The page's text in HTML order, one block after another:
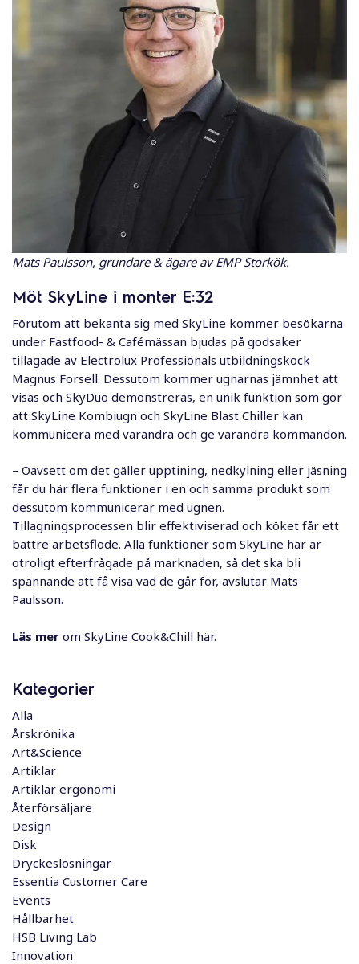
Mats Paulsson, grundare & ägare av EMP Storkök.
Möt SkyLine i monter E:32
Förutom att bekanta sig med SkyLine kommer besökarna
under Fastfood- & Cafémässan bjudas på godsaker
tillagade av Electrolux Professionals utbildningskock
Magnus Forsell. Dessutom kommer ugnarnas jämnhet att
visas och SkyDuo demonstreras, en unik funktion som gör
att SkyLine Kombiugn och SkyLine Blast Chiller kan
kommunicera med varandra och ge varandra kommandon.
– Oavsett om det gäller upptining, nedkylning eller jäsning
får du här flera funktioner i en och samma produkt som
dessutom kommunicerar med ugnen.
Tillagningsprocessen blir effektiviserad och köket får ett
bättre arbetsflöde. Alla funktioner som SkyLine har är
otroligt efterfrågade på marknaden, så det ska bli
spännande att få visa vad de går för, avslutar Mats
Paulsson.
Läs mer om SkyLine Cook&Chill här.
Kategorier
Alla
Årskrönika
Art&Science
Artiklar
Artiklar ergonomi
Återförsäljare
Design
Disk
Dryckeslösningar
Essentia Customer Care
Events
Hållbarhet
HSB Living Lab
Innovation